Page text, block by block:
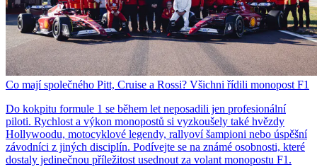
Co mají společného Pitt, Cruise a Rossi? Všichni řídili monopost F1
Do kokpitu formule 1 se během let neposadili jen profesionální
piloti. Rychlost a výkon monopostů si vyzkoušely také hvězdy
Hollywoodu, motocyklové legendy, rallyoví šampioni nebo úspěšní
závodníci z jiných disciplín. Podívejte se na známé osobnosti, které
dostaly jedinečnou příležitost usednout za volant monopostu F1.